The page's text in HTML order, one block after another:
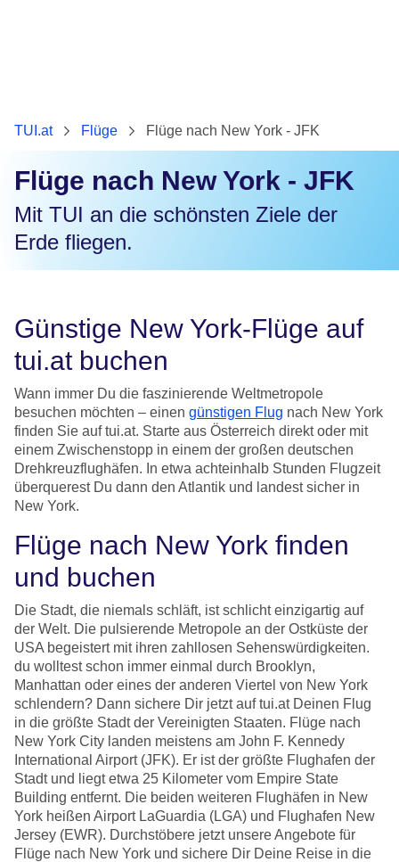
TUI.at Flüge Flüge nach New York - JFK
Flüge nach New York - JFK
Mit TUI an die schönsten Ziele der
Erde fliegen.
Günstige New York-Flüge auf
tui.at buchen
Wann immer Du die faszinierende Weltmetropole
besuchen möchten – einen günstigen Flug nach New York
finden Sie auf tui.at. Starte aus Österreich direkt oder mit
einem Zwischenstopp in einem der großen deutschen
Drehkreuzflughäfen. In etwa achteinhalb Stunden Flugzeit
überquerest Du dann den Atlantik und landest sicher in
New York.
Flüge nach New York finden
und buchen
Die Stadt, die niemals schläft, ist schlicht einzigartig auf
der Welt. Die pulsierende Metropole an der Ostküste der
USA begeistert mit ihren zahllosen Sehenswürdigkeiten.
du wolltest schon immer einmal durch Brooklyn,
Manhattan oder eines der anderen Viertel von New York
schlendern? Dann sichere Dir jetzt auf tui.at Deinen Flug
in die größte Stadt der Vereinigten Staaten. Flüge nach
New York City landen meistens am John F. Kennedy
International Airport (JFK). Er ist der größte Flughafen der
Stadt und liegt etwa 25 Kilometer vom Empire State
Building entfernt. Die beiden weiteren Flughäfen in New
York heißen Airport LaGuardia (LGA) und Flughafen New
Jersey (EWR). Durchstöbere jetzt unsere Angebote für
Flüge nach New York und sichere Dir Deine Reise in die